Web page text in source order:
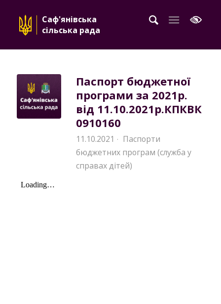
Саф'янівська
сільська рада
Паспорт бюджетної
програми за 2021р.
від 11.10.2021р.КПКВК
0910160
11.10.2021 · Паспорти
бюджетних програм (служба у
справах дітей)